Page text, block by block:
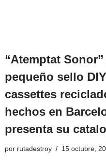
“Atemptat
pequeño sello
cassettes
hechos en
presenta su
por rutadestroy 15 octubre,